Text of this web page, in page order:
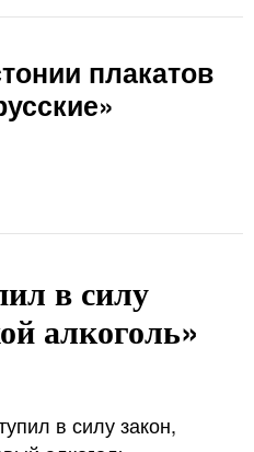
плакатов
в силу
алкоголь»
в силу закон,